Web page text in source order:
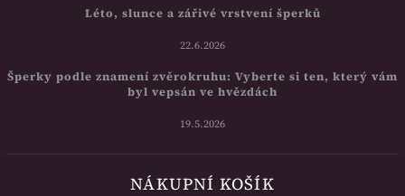
Léto, slunce a zářivé vrstvení šperků
22.6.2026
Šperky podle znamení zvěrokruhu: Vyberte si ten, který vám
byl vepsán ve hvězdách
19.5.2026
NÁKUPNÍ KOŠÍK